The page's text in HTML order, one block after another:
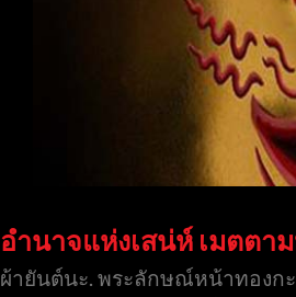
อำนาจแห่งเสน่ห์ เมตตา
ผ้ายันต์นะ. พระลักษณ์หน้าทองก